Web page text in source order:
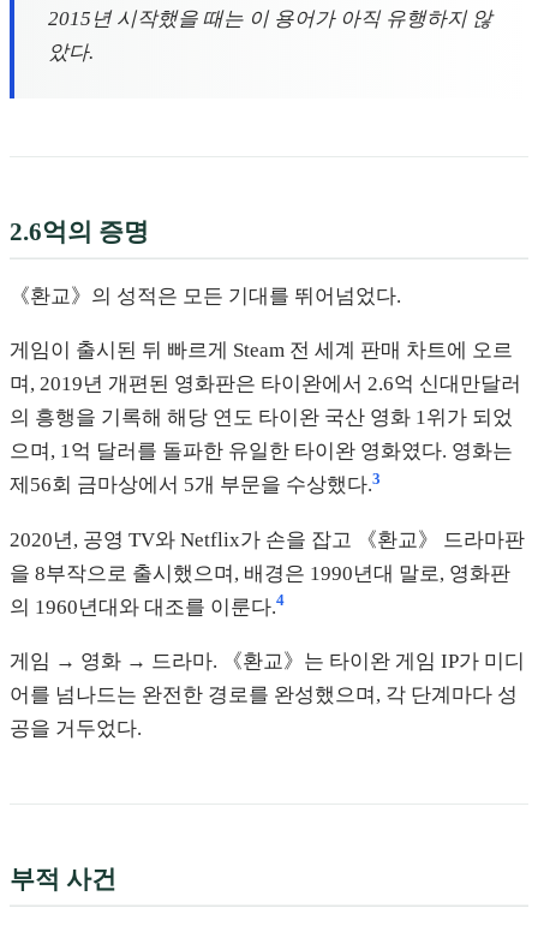
2015년 시작했을 때는 이 용어가 아직 유행하지 않
았다.
2.6억의 증명
《환교》의 성적은 모든 기대를 뛰어넘었다.
게임이 출시된 뒤 빠르게 Steam 전 세계 판매 차트에 오르
며, 2019년 개편된 영화판은 타이완에서 2.6억 신대만달러
의 흥행을 기록해 해당 연도 타이완 국산 영화 1위가 되었
으며, 1억 달러를 돌파한 유일한 타이완 영화였다. 영화는
제56회 금마상에서 5개 부문을 수상했다.3
2020년, 공영 TV와 Netflix가 손을 잡고 《환교》 드라마판
을 8부작으로 출시했으며, 배경은 1990년대 말로, 영화판
의 1960년대와 대조를 이룬다.4
게임 → 영화 → 드라마. 《환교》는 타이완 게임 IP가 미디
어를 넘나드는 완전한 경로를 완성했으며, 각 단계마다 성
공을 거두었다.
부적 사건